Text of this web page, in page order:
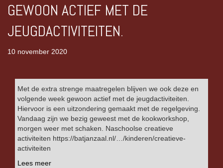
GEWOON ACTIEF MET DE
JEUGDACTIVITEITEN.
10 november 2020
Met de extra strenge maatregelen blijven we ook deze en
volgende week gewoon actief met de jeugdactiviteiten.
Hiervoor is een uitzondering gemaakt met de regelgeving.
Vandaag zijn we bezig geweest met de kookworkshop,
morgen weer met schaken. Naschoolse creatieve
activiteiten https://batjanzaal.nl/…/kinderen/creatieve-
activiteiten
Lees meer